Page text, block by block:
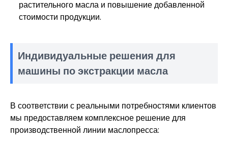
растительного масла и повышение добавленной
стоимости продукции.
Индивидуальные решения для
машины по экстракции масла
В соответствии с реальными потребностями клиентов
мы предоставляем комплексное решение для
производственной линии маслопресса: